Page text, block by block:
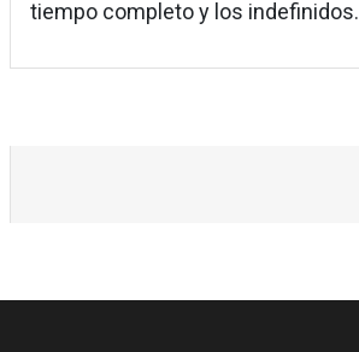
tiempo completo y los indefinidos.